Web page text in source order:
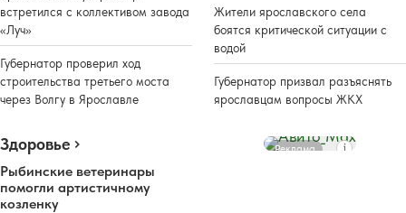
встретился с коллективом завода
«Луч»
Губернатор проверил ход
строительства третьего моста
через Волгу в Ярославле
Жители ярославского села
боятся критической ситуации с
водой
Губернатор призвал разъяснять
ярославцам вопросы ЖКХ
Здоровье
Рыбинские ветеринары
помогли артистичному
козленку
Реклама